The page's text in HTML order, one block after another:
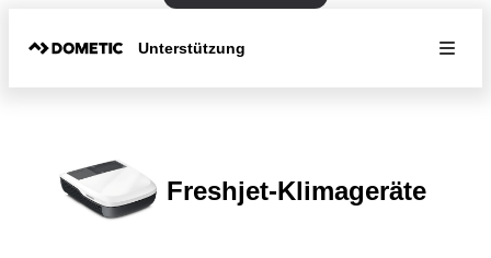
Unterstützung
Freshjet-Klimageräte